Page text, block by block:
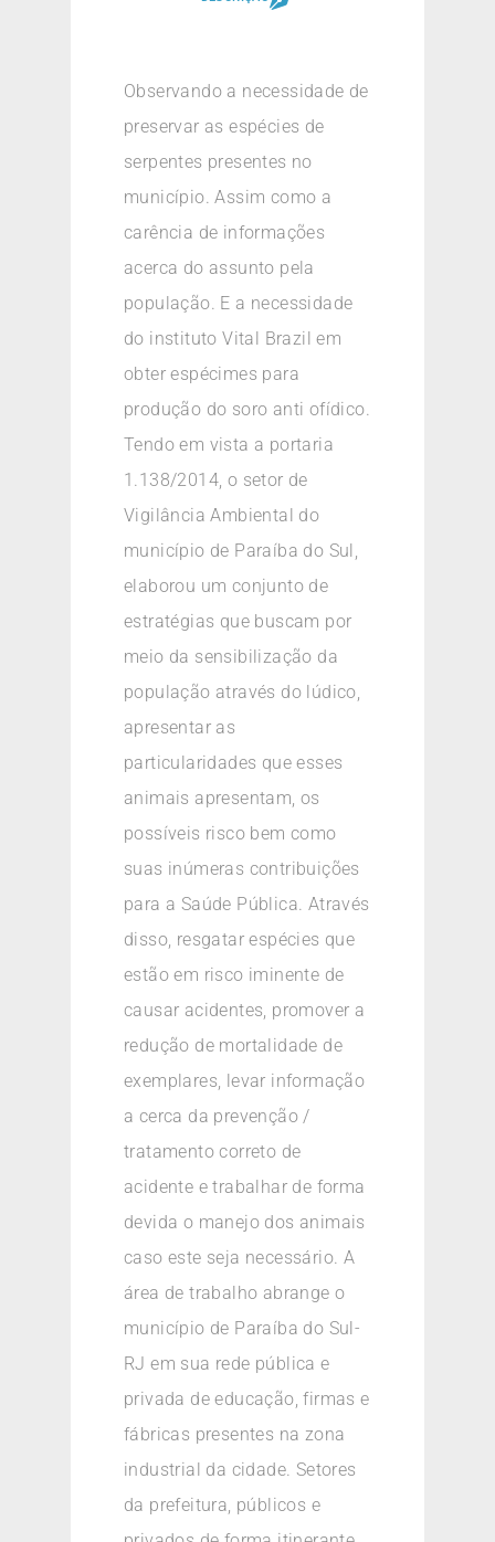
Observando a necessidade de
preservar as espécies de
serpentes presentes no
município. Assim como a
carência de informações
acerca do assunto pela
população. E a necessidade
do instituto Vital Brazil em
obter espécimes para
produção do soro anti ofídico.
Tendo em vista a portaria
1.138/2014, o setor de
Vigilância Ambiental do
município de Paraíba do Sul,
elaborou um conjunto de
estratégias que buscam por
meio da sensibilização da
população através do lúdico,
apresentar as
particularidades que esses
animais apresentam, os
possíveis risco bem como
suas inúmeras contribuições
para a Saúde Pública. Através
disso, resgatar espécies que
estão em risco iminente de
causar acidentes, promover a
redução de mortalidade de
exemplares, levar informação
a cerca da prevenção /
tratamento correto de
acidente e trabalhar de forma
devida o manejo dos animais
caso este seja necessário. A
área de trabalho abrange o
município de Paraíba do Sul-
RJ em sua rede pública e
privada de educação, firmas e
fábricas presentes na zona
industrial da cidade. Setores
da prefeitura, públicos e